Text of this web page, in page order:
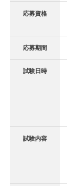
応募資格
応募期間
試験日時
試験内容